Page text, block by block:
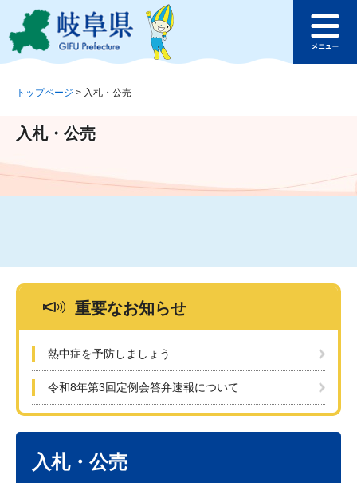
ジ
ュ
文
このページの本文へ
ュ
トップページ > 入札・公売
入札・公売
重要なお知らせ
熱中症を予防しましょう
令和8年第3回定例会答弁速報について
入札・公売